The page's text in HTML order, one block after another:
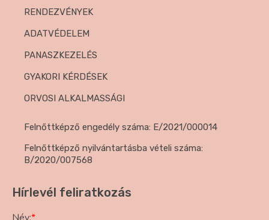
RENDEZVÉNYEK
ADATVÉDELEM
PANASZKEZELÉS
GYAKORI KÉRDÉSEK
ORVOSI ALKALMASSÁGI
Felnőttképző engedély száma: E/2021/000014
Felnőttképző nyilvántartásba vételi száma:
B/2020/007568
Hírlevél feliratkozás